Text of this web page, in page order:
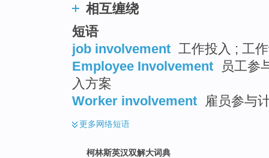
相互缠绕
短语
job involvement 工作投入 ; 工
Employee Involvement
员工参
入方案
Worker involvement 雇员参与
更多网络短语
柯林斯英汉双解大词典